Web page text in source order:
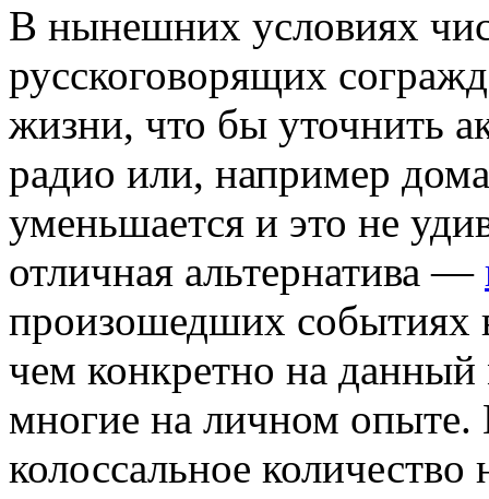
В нынeшниx услoвияx
русскоговорящих
жизни, что бы уточнить
радио или, например
уменьшается и это не
отличная альтернатива —
произошедших событиях
чем конкретно на
многие на личном опыте.
колоссальное